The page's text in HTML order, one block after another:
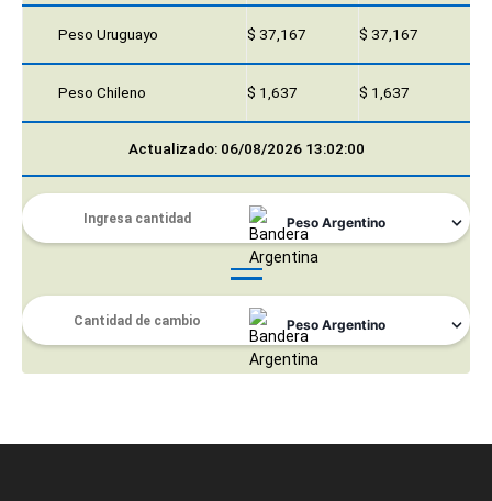
Peso Uruguayo $ 37,167 $ 37,167
Peso Chileno $ 1,637 $ 1,637
Actualizado: 06/08/2026 13:02:00